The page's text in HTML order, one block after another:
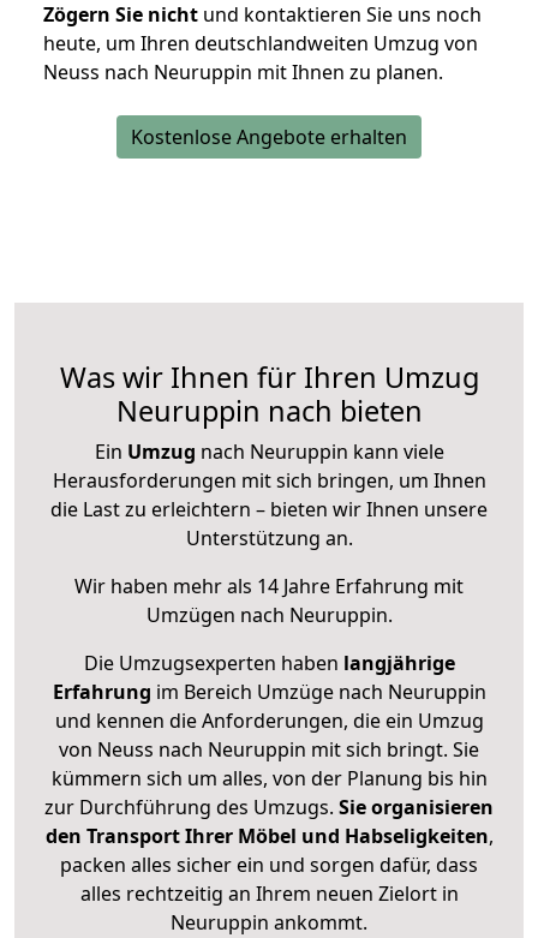
Zögern Sie nicht und kontaktieren Sie uns noch
heute, um Ihren deutschlandweiten Umzug von
Neuss nach Neuruppin mit Ihnen zu planen.
Kostenlose Angebote erhalten
Was wir Ihnen für Ihren Umzug
Neuruppin nach bieten
Ein Umzug nach Neuruppin kann viele
Herausforderungen mit sich bringen, um Ihnen
die Last zu erleichtern – bieten wir Ihnen unsere
Unterstützung an.
Wir haben mehr als 14 Jahre Erfahrung mit
Umzügen nach Neuruppin.
Die Umzugsexperten haben langjährige
Erfahrung im Bereich Umzüge nach Neuruppin
und kennen die Anforderungen, die ein Umzug
von Neuss nach Neuruppin mit sich bringt. Sie
kümmern sich um alles, von der Planung bis hin
zur Durchführung des Umzugs. Sie organisieren
den Transport Ihrer Möbel und Habseligkeiten,
packen alles sicher ein und sorgen dafür, dass
alles rechtzeitig an Ihrem neuen Zielort in
Neuruppin ankommt.